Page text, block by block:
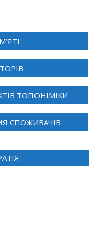
ТОПОНІМІКИ
СПОЖИВАЧІВ